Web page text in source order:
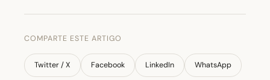
COMPARTE ESTE ARTIGO
Twitter / X Facebook LinkedIn WhatsApp